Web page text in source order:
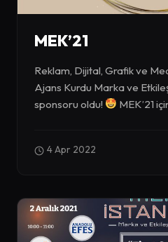
MEK’21
Reklam, Dijital, Grafik ve
Ajans Kurdu Marka ve
sponsoru oldu!
MEK’21
4 Apr 2022